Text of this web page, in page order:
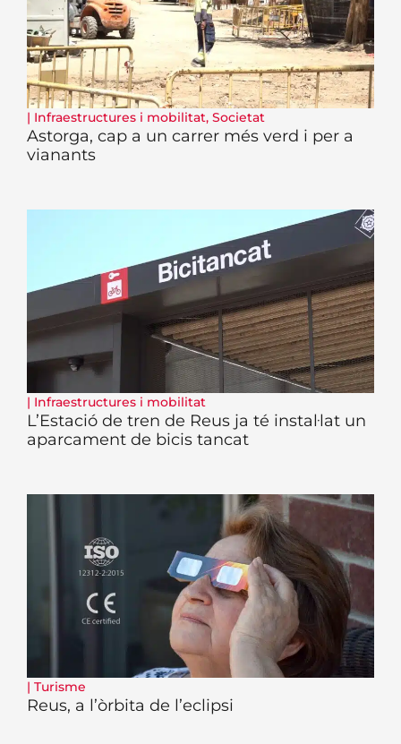
| Infraestructures i mobilitat, Societat
Astorga, cap a un carrer més verd i per a
vianants
| Infraestructures i mobilitat
L’Estació de tren de Reus ja té instal·lat un
aparcament de bicis tancat
| Turisme
Reus, a l’òrbita de l’eclipsi